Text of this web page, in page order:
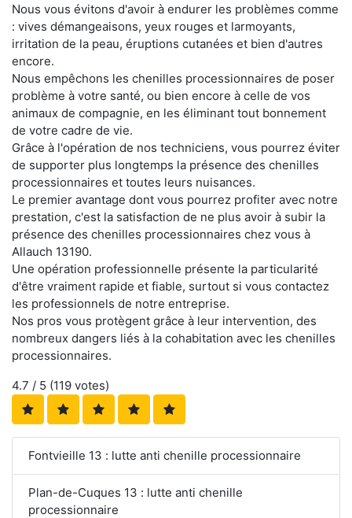
Nous vous évitons d'avoir à endurer les problèmes comme
: vives démangeaisons, yeux rouges et larmoyants,
irritation de la peau, éruptions cutanées et bien d'autres
encore.
Nous empêchons les chenilles processionnaires de poser
problème à votre santé, ou bien encore à celle de vos
animaux de compagnie, en les éliminant tout bonnement
de votre cadre de vie.
Grâce à l'opération de nos techniciens, vous pourrez éviter
de supporter plus longtemps la présence des chenilles
processionnaires et toutes leurs nuisances.
Le premier avantage dont vous pourrez profiter avec notre
prestation, c'est la satisfaction de ne plus avoir à subir la
présence des chenilles processionnaires chez vous à
Allauch 13190.
Une opération professionnelle présente la particularité
d'être vraiment rapide et fiable, surtout si vous contactez
les professionnels de notre entreprise.
Nos pros vous protègent grâce à leur intervention, des
nombreux dangers liés à la cohabitation avec les chenilles
processionnaires.
4.7 / 5 (119 votes)
Fontvieille 13 : lutte anti chenille processionnaire
Plan-de-Cuques 13 : lutte anti chenille
processionnaire